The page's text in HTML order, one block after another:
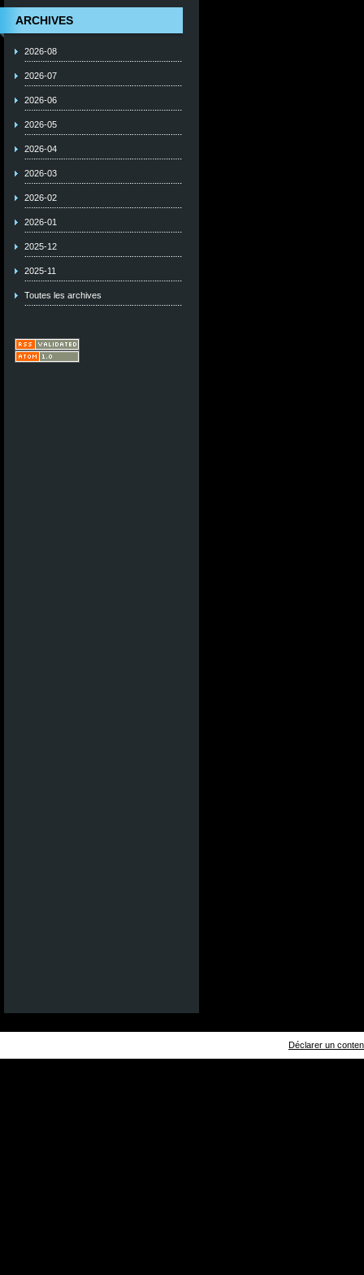
ARCHIVES
2026-08
2026-07
2026-06
2026-05
2026-04
2026-03
2026-02
2026-01
2025-12
2025-11
Toutes les archives
Déclarer un